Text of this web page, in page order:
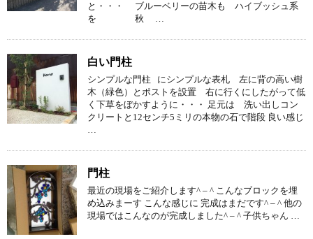
と・・・ ブルーベリーの苗木も ハイブッシュ系
を 秋 …
白い門柱
シンプルな門柱 にシンプルな表札 左に背の高い樹
木（緑色）とポストを設置 右に行くにしたがって低
く下草をぼかすように・・・ 足元は 洗い出しコン
クリートと12センチ5ミリの本物の石で階段 良い感じ
…
門柱
最近の現場をご紹介します^ – ^ こんなブロックを埋
め込みまーす こんな感じに 完成はまだです^ – ^ 他の
現場ではこんなのが完成しました^ – ^ 子供ちゃん …